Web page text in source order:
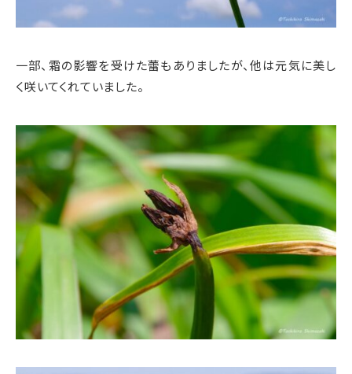
一部、霜の影響を受けた蕾もありましたが、他は元気に美し
く咲いてくれていました。